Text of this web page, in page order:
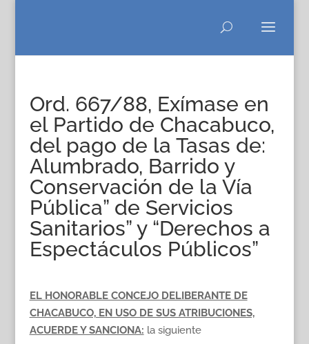
Ord. 667/88, Exímase en
el Partido de Chacabuco,
del pago de la Tasas de:
Alumbrado, Barrido y
Conservación de la Vía
Pública” de Servicios
Sanitarios” y “Derechos a
Espectáculos Públicos”
EL HONORABLE CONCEJO DELIBERANTE DE
CHACABUCO, EN USO DE SUS ATRIBUCIONES,
ACUERDE Y SANCIONA: la siguiente